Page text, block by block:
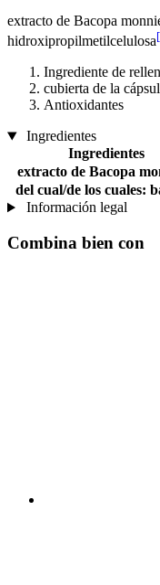
extracto de Bacopa
hidroxipropilmetilcelulosa
Ingrediente de
cubierta de la
Antioxidantes
Ingredientes
Ingredientes
extracto de Bacopa
del cual/de los cuales:
Información legal
Combina bien con